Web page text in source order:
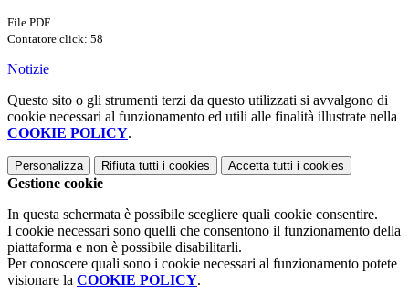
File PDF
Contatore click: 58
Notizie
Questo sito o gli strumenti terzi da questo utilizzati si avvalgono di
cookie necessari al funzionamento ed utili alle finalità illustrate nella
COOKIE POLICY.
Personalizza Rifiuta tutti i cookies Accetta tutti i cookies
Gestione cookie
In questa schermata è possibile scegliere quali cookie consentire.
I cookie necessari sono quelli che consentono il funzionamento della
piattaforma e non è possibile disabilitarli.
Per conoscere quali sono i cookie necessari al funzionamento potete
visionare la COOKIE POLICY.